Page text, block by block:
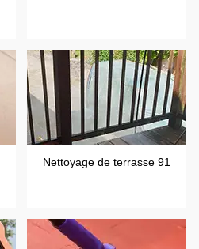
Nettoyage de terrasse 91